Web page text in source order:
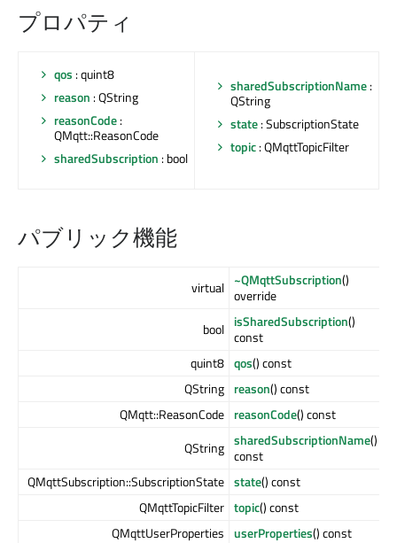
プロパティ
qos : quint8
reason : QString
reasonCode:
QMqtt::ReasonCode
sharedSubscription : bool
sharedSubscriptionName:
QString
state: SubscriptionState
topic: QMqttTopicFilter
パブリック機能
virtual ~QMqttSubscription()
override
bool isSharedSubscription()
const
quint8 qos() const
QString reason() const
QMqtt::ReasonCode reasonCode() const
QString sharedSubscriptionName()
const
QMqttSubscription::SubscriptionState state() const
QMqttTopicFilter topic() const
QMqttUserProperties userProperties() const